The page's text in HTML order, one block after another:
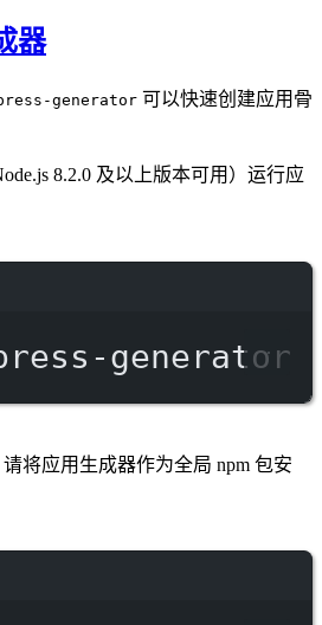
器
generator 可以快速创建应用骨
8.2.0 及以上版本可用）运行应
generator
将应用生成器作为全局 npm 包安